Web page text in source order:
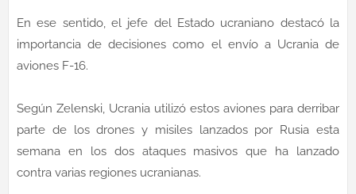
En ese sentido, el jefe del Estado ucraniano destacó la
importancia de decisiones como el envío a Ucrania de
aviones F-16.
Según Zelenski, Ucrania utilizó estos aviones para derribar
parte de los drones y misiles lanzados por Rusia esta
semana en los dos ataques masivos que ha lanzado
contra varias regiones ucranianas.